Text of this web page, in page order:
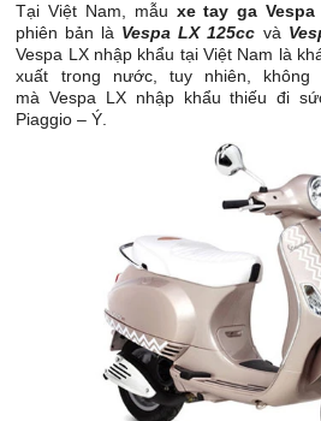
Tại Việt Nam, mẫu xe tay ga Vespa
phiên bản là Vespa LX 125cc và
Vespa LX nhập khẩu tại Việt Nam là
xuất trong nước, tuy nhiên,
màVespa LX nhập khẩu thiếu đi
Piaggio – Ý.